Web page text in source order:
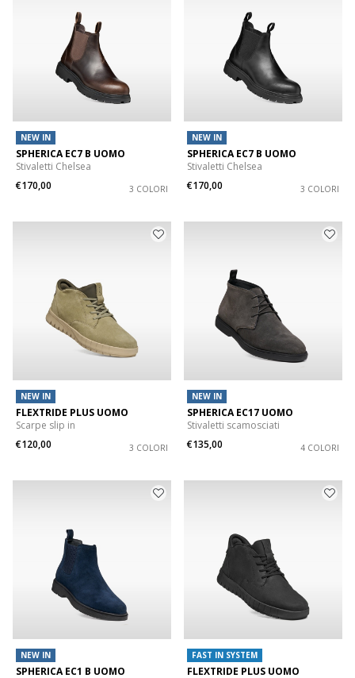
NEW IN
SPHERICA EC7 B UOMO
Stivaletti Chelsea
€170,00
3 COLORI
NEW IN
SPHERICA EC7 B UOMO
Stivaletti Chelsea
€170,00
3 COLORI
NEW IN
FLEXTRIDE PLUS UOMO
Scarpe slip in
€120,00
3 COLORI
NEW IN
SPHERICA EC17 UOMO
Stivaletti scamosciati
€135,00
4 COLORI
NEW IN
SPHERICA EC1 B UOMO
FAST IN SYSTEM
FLEXTRIDE PLUS UOMO